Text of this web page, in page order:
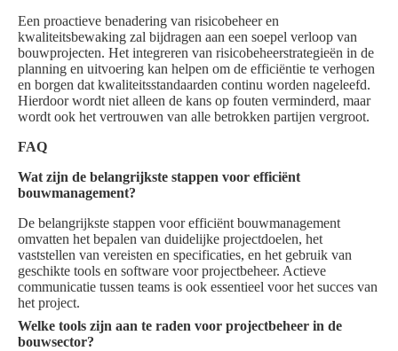
Een proactieve benadering van risicobeheer en
kwaliteitsbewaking zal bijdragen aan een soepel verloop van
bouwprojecten. Het integreren van risicobeheerstrategieën in de
planning en uitvoering kan helpen om de efficiëntie te verhogen
en borgen dat kwaliteitsstandaarden continu worden nageleefd.
Hierdoor wordt niet alleen de kans op fouten verminderd, maar
wordt ook het vertrouwen van alle betrokken partijen vergroot.
FAQ
Wat zijn de belangrijkste stappen voor efficiënt
bouwmanagement?
De belangrijkste stappen voor efficiënt bouwmanagement
omvatten het bepalen van duidelijke projectdoelen, het
vaststellen van vereisten en specificaties, en het gebruik van
geschikte tools en software voor projectbeheer. Actieve
communicatie tussen teams is ook essentieel voor het succes van
het project.
Welke tools zijn aan te raden voor projectbeheer in de
bouwsector?